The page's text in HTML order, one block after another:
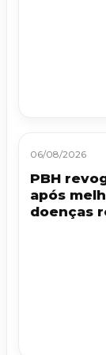
06/08/2026
PBH
após
doenças